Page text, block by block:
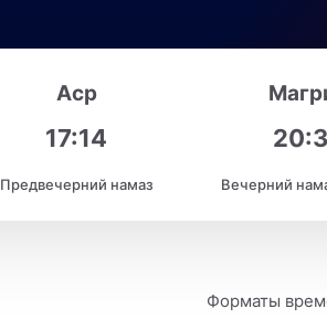
Аср
17:14
Предвечерний намаз Вечерний
Форматы